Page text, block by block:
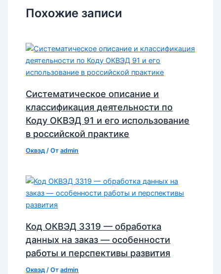
Похожие записи
Систематическое описание и
классификация деятельности по
Коду ОКВЭД 91 и его использование
в российской практике
Оквэд / Отadmin
Код ОКВЭД 3319 — обработка
данных на заказ — особенности
работы и перспективы развития
Оквэд / Отadmin